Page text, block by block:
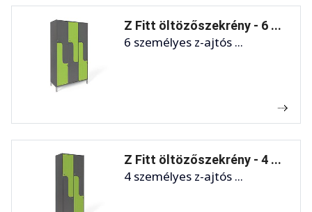
Z Fitt öltözőszekrény - 6 ...
6 személyes z-ajtós ...
Z Fitt öltözőszekrény - 4 ...
4 személyes z-ajtós ...